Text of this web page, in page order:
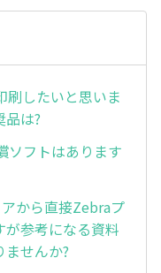
したいと思いま
は?
ソフトはあります
から直接Zebraプ
が参考になる資料
せんか?